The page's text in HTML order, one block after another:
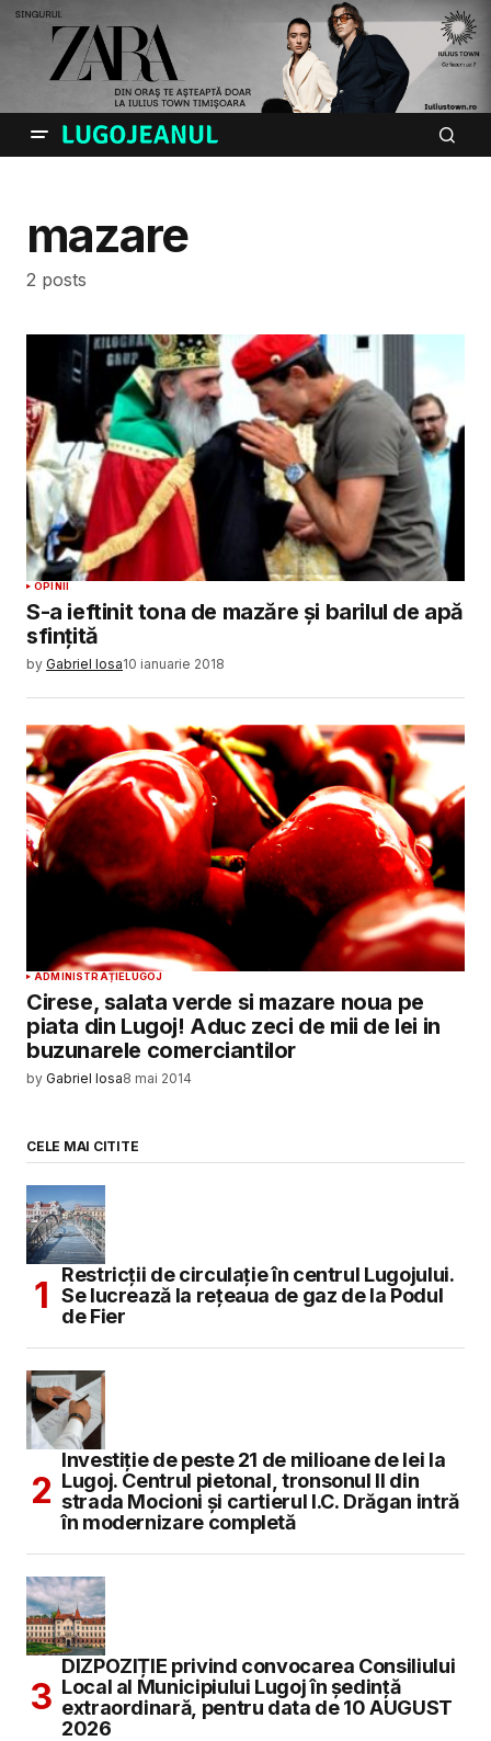
mazare
2 posts
OPINII
S-a ieftinit tona de mazăre și barilul de apă
sfințită
by Gabriel Iosa10 ianuarie 2018
ADMINISTRAȚIELUGOJ
Cirese, salata verde si mazare noua pe
piata din Lugoj! Aduc zeci de mii de lei in
buzunarele comerciantilor
by Gabriel Iosa8 mai 2014
CELE MAI CITITE
Restricții de circulație în centrul Lugojului.
Se lucrează la rețeaua de gaz de la Podul
de Fier
Investiție de peste 21 de milioane de lei la
Lugoj. Centrul pietonal, tronsonul II din
strada Mocioni și cartierul I.C. Drăgan intră
în modernizare completă
DIZPOZIȚIE privind convocarea Consiliului
Local al Municipiului Lugoj în şedinţă
extraordinară, pentru data de 10 AUGUST
2026